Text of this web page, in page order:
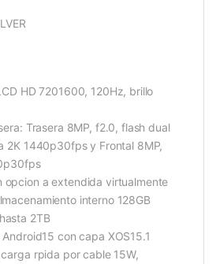
HD 7201600, 120Hz, brillo
Trasera 8MP, f2.0, flash dual
2K 1440p30fps y Frontal 8MP,
opcion a extendida virtualmente
interno 128GB
2TB
con capa XOS15.1
rpida por cable 15W,